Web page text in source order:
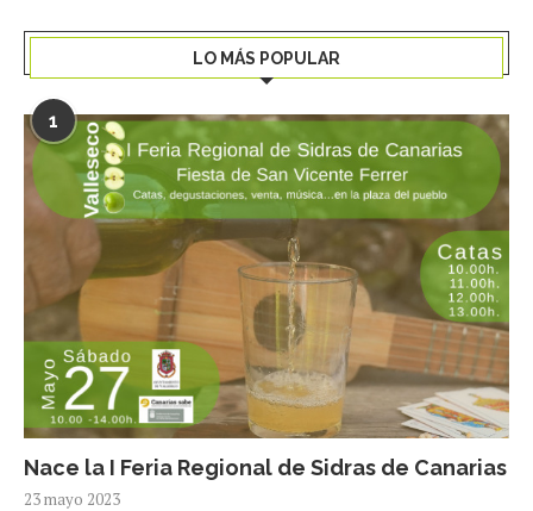
LO MÁS POPULAR
1
Nace la I Feria Regional de Sidras de Canarias
23 mayo 2023